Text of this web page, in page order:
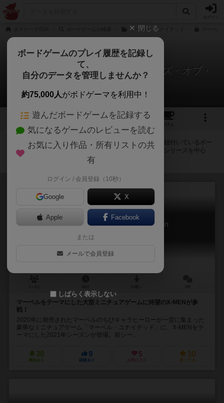
マーベル・ユナイテッド
マーベル・ユナイテッド：テイルズ・オブ・
アスガルド
拡張/関連作品 8件
2
カフェ
マーベル・ユナイテッド：テイルズ・オブ・アスガルドに紐付いているボー
ドゲーム一覧です。拡張版・続編・リメイク版などの同じシリーズを中心
に、関連性の強い作品をまとめています。
マーベル・ユナイテッド：X-men
マーベルをテーマにした大型ミニチュアゲームに待望のX-MENが参
戦！
2020年に発売されたマーベルのちびキャラヒーローが一堂に集まった
豪華なミニチュアゲーム「マーベル・ユナイテッド」に、X-MENをテ
ーマにした2021年シーズンが登場。前シー...
30
興味あり
9
経験あり
5
お気に入り
10
持ってる
閉じる
ボードゲームのプレイ履歴を記録し
て、
自分のデータを管理しませんか？
約75,000人がボドゲーマを利用中！
遊んだボードゲームを記録する
気になるゲームのレビューを読む
お気に入り作品・所有リストの共
有
ログイン / 会員登録（10秒）
Google X
Apple Facebook
または
メールで会員登録
しばらく表示しない